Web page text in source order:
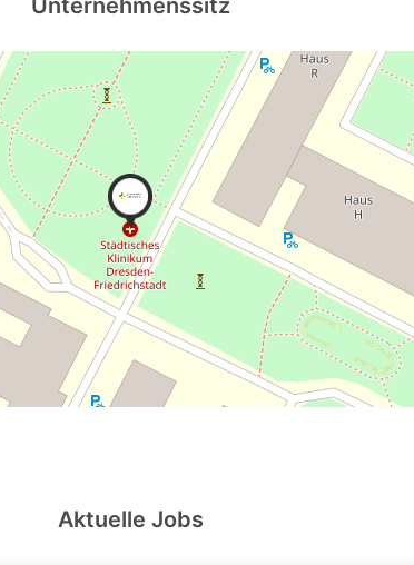
Unternehmenssitz
Aktuelle Jobs